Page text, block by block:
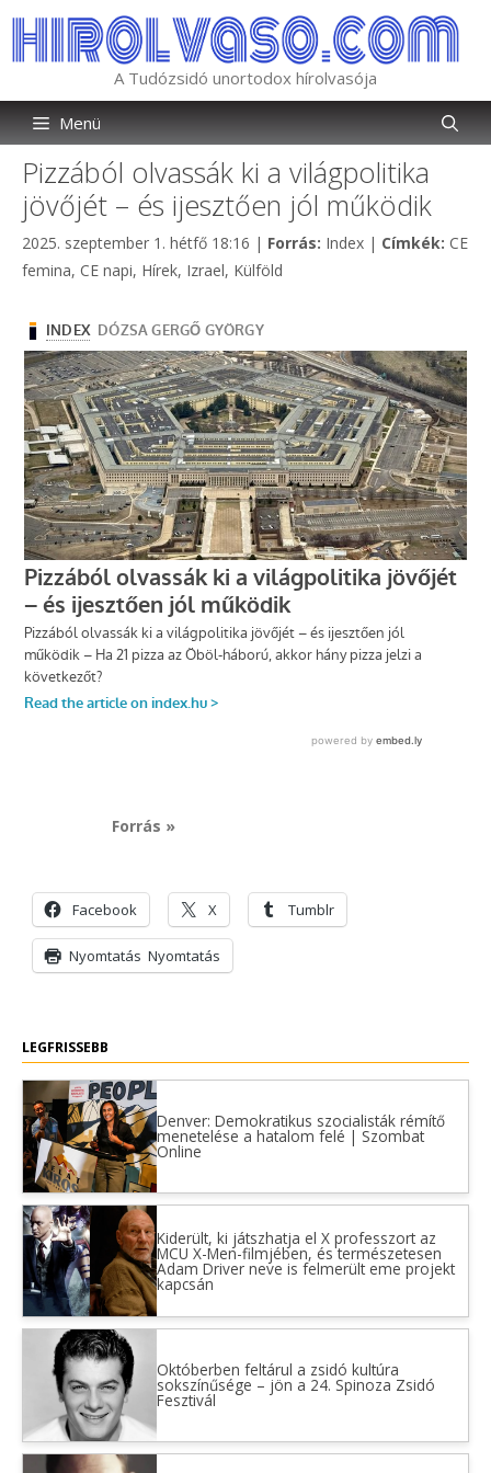
tartalomba
A Tudózsidó unortodox hírolvasója
Menü
Pizzából olvassák ki a világpolitika
jövőjét – és ijesztően jól működik
2025. szeptember 1. hétfő 18:16 | Forrás: Kategória
Index | Címkék: CE
femina, CE napi, Hírek, Izrael, Külföld
Forrás »
Facebook X Tumblr
Nyomtatás Nyomtatás
LEGFRISSEBB
Denver: Demokratikus szocialisták rémítő
menetelése a hatalom felé | Szombat
Online
Kiderült, ki játszhatja el X professzort az
MCU X-Men-filmjében, és természetesen
Adam Driver neve is felmerült eme projekt
kapcsán
Októberben feltárul a zsidó kultúra
sokszínűsége – jön a 24. Spinoza Zsidó
Fesztivál